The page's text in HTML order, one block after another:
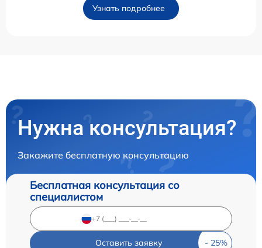
Узнать подробнее
Нужна консультация?
Закажите бесплатную консультацию
Бесплатная консультация со
специалистом
Оставить заявку